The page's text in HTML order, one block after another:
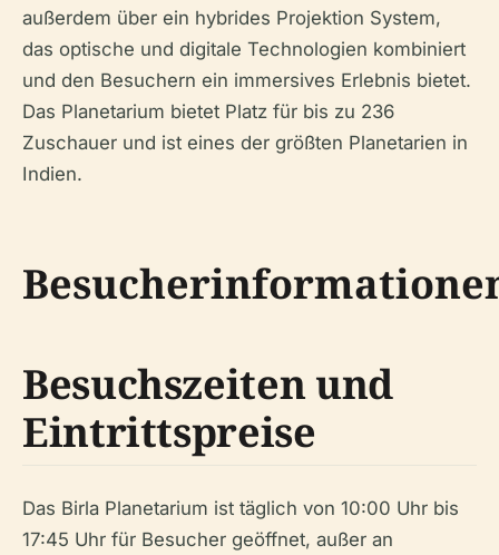
außerdem über ein hybrides Projektion System,
das optische und digitale Technologien kombiniert
und den Besuchern ein immersives Erlebnis bietet.
Das Planetarium bietet Platz für bis zu 236
Zuschauer und ist eines der größten Planetarien in
Indien.
Besuchszeiten und
Eintrittspreise
Das Birla Planetarium ist täglich von 10:00 Uhr bis
17:45 Uhr für Besucher geöffnet, außer an